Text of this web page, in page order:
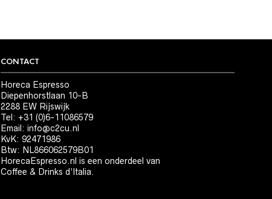
CONTACT
Horeca Espresso
Diepenhorstlaan 10-B
2288 EW Rijswijk
Tel: +31 (0)6-11086579
Email:info@c2cu.nl
KvK: 92471986
Btw: NL866062579B01
HorecaEspresso.nl is een onderdeel van
Coffee & Drinks d’Italia.